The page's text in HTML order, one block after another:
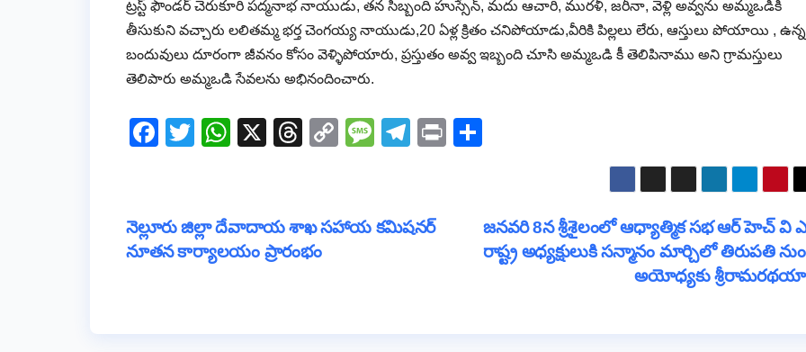
ట్రస్ట్ ఫౌండర్ చెరుకూరి పద్మనాభ నాయుడు, తన సిబ్బంది హుస్సేన్, మదు ఆచారి, మురళీ, జరీనా, వెళ్లి అవ్వను అమ్మఒడికి
తీసుకుని వచ్చారు లలితమ్మ భర్త చెంగయ్య నాయుడు,20 ఏళ్ల క్రితం చనిపోయాడు,వీరికి పిల్లలు లేరు, ఆస్తులు పోయాయి , ఉన్న
బందువులు దూరంగా జీవనం కోసం వెళ్ళిపోయారు, ప్రస్తుతం అవ్వ ఇబ్బంది చూసి అమ్మఒడి కీ తెలిపినాము అని గ్రామస్తులు
తెలిపారు అమ్మఒడి సేవలను అభినందించారు.
F
e
b
T
er
W
s
A
X
T
a
d
C
y
M
a
T
gr
Pr
e
Post
navigation
జనవరి 8న శ్రీశైలంలో ఆధ్యాత్మిక సభ ఆర్ హెచ్ వి
రాష్ట్ర అధ్యక్షులుకి సన్మానం మార్చిలో తిరుపతి
అయోధ్యకు
నెల్లూరు జిల్లా దేవాదాయ శాఖ సహాయ కమిషనర్
నూతన కార్యాలయం ప్రారంభం